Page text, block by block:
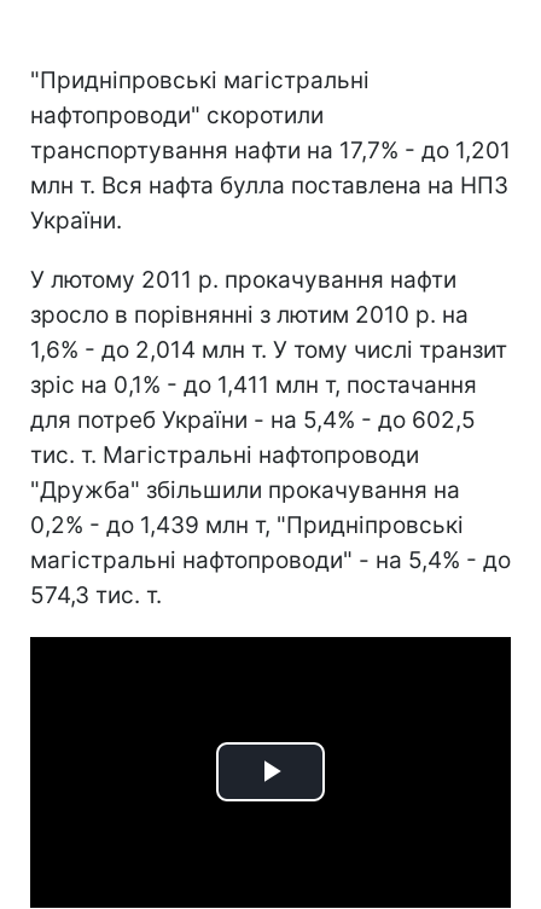
"Придніпровські магістральні
нафтопроводи" скоротили
транспортування нафти на 17,7% - до 1,201
млн т. Вся нафта булла поставлена на НПЗ
України.
У лютому 2011 р. прокачування нафти
зросло в порівнянні з лютим 2010 р. на
1,6% - до 2,014 млн т. У тому числі транзит
зріс на 0,1% - до 1,411 млн т, постачання
для потреб України - на 5,4% - до 602,5
тис. т. Магістральні нафтопроводи
"Дружба" збільшили прокачування на
0,2% - до 1,439 млн т, "Придніпровські
магістральні нафтопроводи" - на 5,4% - до
574,3 тис. т.
Play